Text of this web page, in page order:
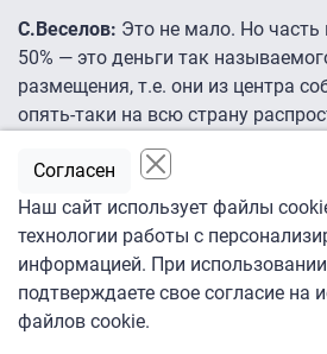
С.Веселов: Это не мало. Но часть
50% — это деньги так
размещения, т.е. они из центра
опять-таки на всю страну
через региональные рекламные
локальных денег, я думаю, от
4-5% телерекламного рынка. Но
что наш рынок за 140 млрд, в
хорошие деньги. Естественно,
рекламодатели. Это совершенно
больше даже скажу, что есть
Наш сайт использует файлы
технологии работы с
информацией. При
подтверждаете свое согласие на
файлов cookie.
Согласен